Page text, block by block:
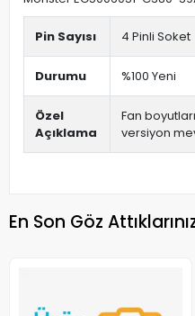
Pin Sayısı 4 Pinli Soket
Durumu %100 Yeni
Özel
Açıklama
Fan
versiyon
En Son Göz